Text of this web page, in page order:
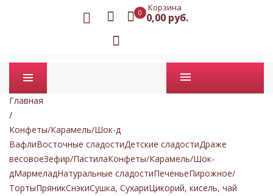
0 Корзина
0,00 руб.
Промо товары
Главная
/
Конфеты/Карамель/Шок-д
ВафлиВосточные сладостиДетские сладостиДраже
весовоеЗефир/ПастилаКонфеты/Карамель/Шок-
дМармеладНатуральные сладостиПеченьеПирожное/
ТортыПряникСнэкиСушка, СухариЦикорий, кисель, чай